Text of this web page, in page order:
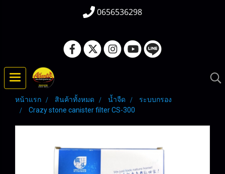
0656536298
หน้าแรก สินค้าทั้งหมด น้ำจืด
ระบบกรอง
Crazy stone canister filter CS-300